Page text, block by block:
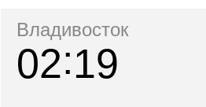
Владивосток
02 19